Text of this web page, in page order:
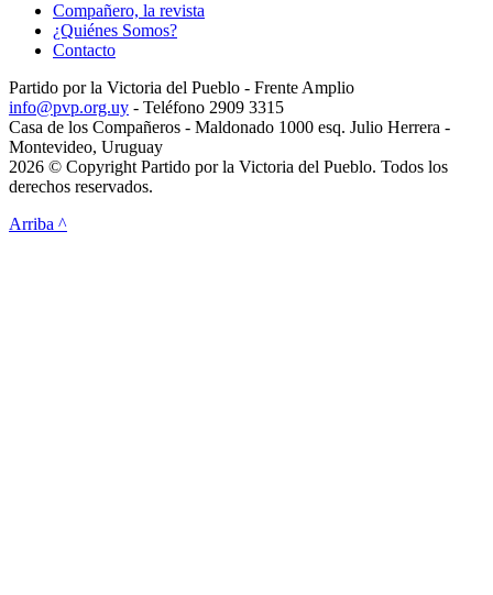
Compañero, la revista
¿Quiénes Somos?
Contacto
Partido por la Victoria del Pueblo - Frente Amplio
info@pvp.org.uy - Teléfono 2909 3315
Casa de los Compañeros - Maldonado 1000 esq. Julio Herrera -
Montevideo, Uruguay
2026 © Copyright Partido por la Victoria del Pueblo. Todos los
derechos reservados.
Arriba ^